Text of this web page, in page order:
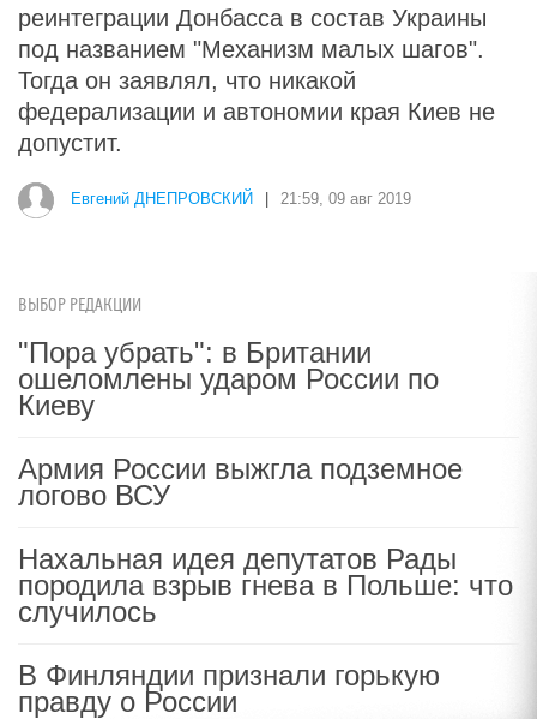
реинтеграции Донбасса в состав Украины
под названием "Механизм малых шагов".
Тогда он заявлял, что никакой
федерализации и автономии края Киев не
допустит.
Евгений ДНЕПРОВСКИЙ 21:59, 09 авг 2019
ВЫБОР РЕДАКЦИИ
"Пора убрать": в Британии
ошеломлены ударом России по
Киеву
Армия России выжгла подземное
логово ВСУ
Нахальная идея депутатов Рады
породила взрыв гнева в Польше: что
случилось
В Финляндии признали горькую
правду о России